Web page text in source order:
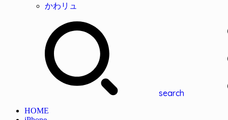
かわリュ
search
HOME